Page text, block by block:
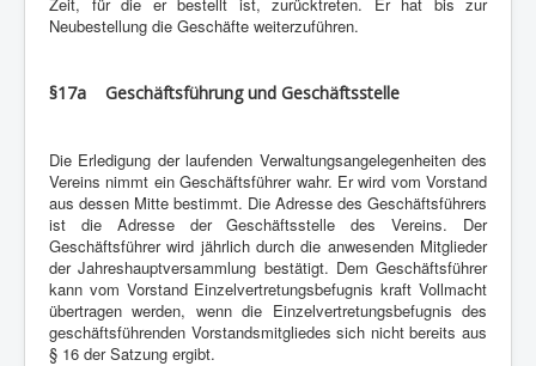
Neubestellung die Geschäfte weiterzuführen.
§17a Geschäftsführung und Geschäftsstelle
Die Erledigung der laufenden Verwaltungsangelegenheiten des
Vereins nimmt ein Geschäftsführer wahr. Er wird vom Vorstand
aus dessen Mitte bestimmt. Die Adresse des Geschäftsführers
ist die Adresse der Geschäftsstelle des Vereins. Der
Geschäftsführer wird jährlich durch die anwesenden Mitglieder
der Jahreshauptversammlung bestätigt. Dem Geschäftsführer
kann vom Vorstand Einzelvertretungsbefugnis kraft Vollmacht
übertragen werden, wenn die Einzelvertretungsbefugnis des
geschäftsführenden Vorstandsmitgliedes sich nicht bereits aus
§ 16 der Satzung ergibt.